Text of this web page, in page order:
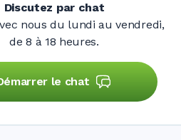
Discutez par chat
nous du lundi au vendredi,
de 8 à 18 heures.
le chat